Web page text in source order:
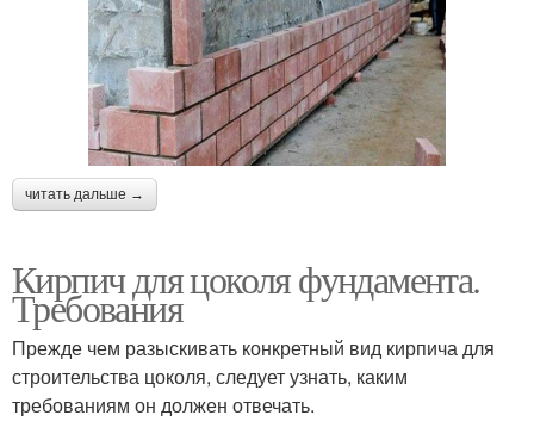
читать дальше →
Кирпич для цоколя фундамента.
Требования
Прежде чем разыскивать конкретный вид кирпича для
строительства цоколя, следует узнать, каким
требованиям он должен отвечать.